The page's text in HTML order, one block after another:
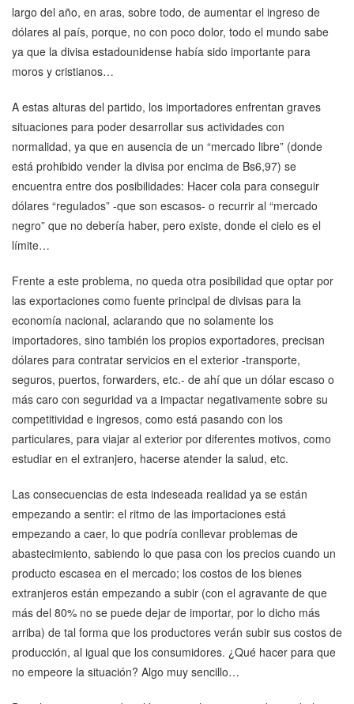
largo del año, en aras, sobre todo, de aumentar el ingreso de
dólares al país, porque, no con poco dolor, todo el mundo sabe
ya que la divisa estadounidense había sido importante para
moros y cristianos…
A estas alturas del partido, los importadores enfrentan graves
situaciones para poder desarrollar sus actividades con
normalidad, ya que en ausencia de un “mercado libre” (donde
está prohibido vender la divisa por encima de Bs6,97) se
encuentra entre dos posibilidades: Hacer cola para conseguir
dólares “regulados” -que son escasos- o recurrir al “mercado
negro” que no debería haber, pero existe, donde el cielo es el
límite…
Frente a este problema, no queda otra posibilidad que optar por
las exportaciones como fuente principal de divisas para la
economía nacional, aclarando que no solamente los
importadores, sino también los propios exportadores, precisan
dólares para contratar servicios en el exterior -transporte,
seguros, puertos, forwarders, etc.- de ahí que un dólar escaso o
más caro con seguridad va a impactar negativamente sobre su
competitividad e ingresos, como está pasando con los
particulares, para viajar al exterior por diferentes motivos, como
estudiar en el extranjero, hacerse atender la salud, etc.
Las consecuencias de esta indeseada realidad ya se están
empezando a sentir: el ritmo de las importaciones está
empezando a caer, lo que podría conllevar problemas de
abastecimiento, sabiendo lo que pasa con los precios cuando un
producto escasea en el mercado; los costos de los bienes
extranjeros están empezando a subir (con el agravante de que
más del 80% no se puede dejar de importar, por lo dicho más
arriba) de tal forma que los productores verán subir sus costos de
producción, al igual que los consumidores. ¿Qué hacer para que
no empeore la situación? Algo muy sencillo…